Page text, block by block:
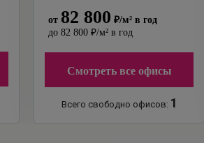
от 82 800 ₽/м² в год
до 82 800 ₽/м² в год
Смотреть все офисы
Всего свободно офисов: 1